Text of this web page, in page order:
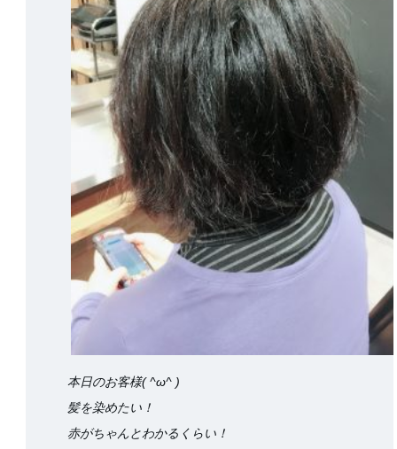
本日のお客様( ^ω^ )
髪を染めたい！
赤がちゃんとわかるくらい！